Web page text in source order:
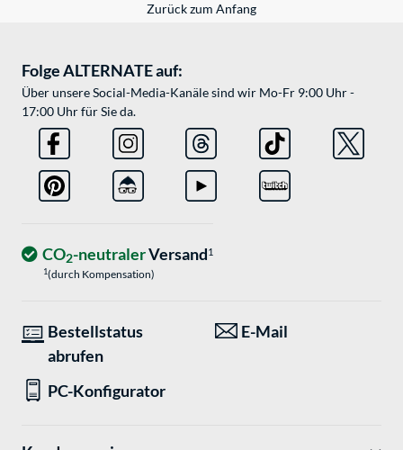
Zurück zum Anfang
Folge ALTERNATE auf:
Über unsere Social-Media-Kanäle sind wir Mo-Fr 9:00 Uhr -
17:00 Uhr für Sie da.
CO2-neutralerVersand1
1(durch Kompensation)
Bestellstatus
abrufen
E-Mail
PC-Konfigurator